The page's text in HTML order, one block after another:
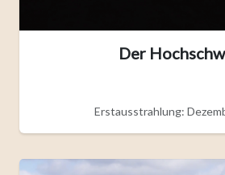
Der
Erstausstrahlung: